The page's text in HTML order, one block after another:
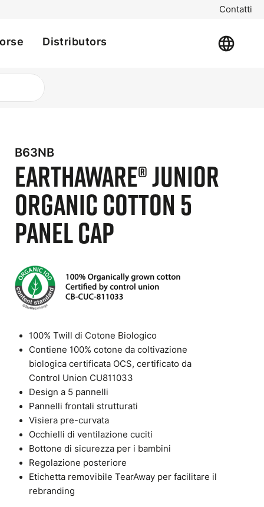
Contatti
Distributors
B63NB
EarthAware® Junior
Organic Cotton 5
Panel Cap
100% Twill di Cotone Biologico
Contiene 100% cotone da coltivazione
biologica certificata OCS, certificato da
Control Union CU811033
Design a 5 pannelli
Pannelli frontali strutturati
Visiera pre-curvata
Occhielli di ventilazione cuciti
Bottone di sicurezza per i bambini
Regolazione posteriore
Etichetta removibile TearAway per facilitare il
rebranding